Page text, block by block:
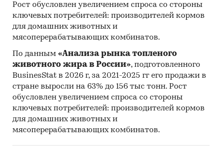
Рост обусловлен увеличением спроса со стороны
ключевых потребителей: производителей кормов
для домашних животных и
мясоперерабатывающих комбинатов.
По данным «Анализа рынка топленого
животного жира в России», подготовленного
BusinesStat в 2026 г, за 2021-2025 гг его продажи в
стране выросли на 63% до 156 тыс тонн. Рост
обусловлен увеличением спроса со стороны
ключевых потребителей: производителей кормов
для домашних животных и
мясоперерабатывающих комбинатов.